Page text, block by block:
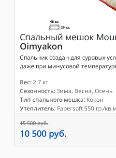
Спальный мешок
Oimyakon
Спальник создан для суровых
даже при минусовой
Вес:2.7 кг
Сезонность:Зима, Весна, Осень
Тип спального мешка: Кокон
Утеплитель: Fabersoft 550 гр./кв.м
15 500 руб.
10 500 руб.